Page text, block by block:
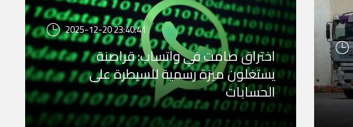
2025-12-20 23:40:41
اختراق صامت في واتساب: قراصنة
يستغلون ميزة رسمية للسيطرة على
الحسابات